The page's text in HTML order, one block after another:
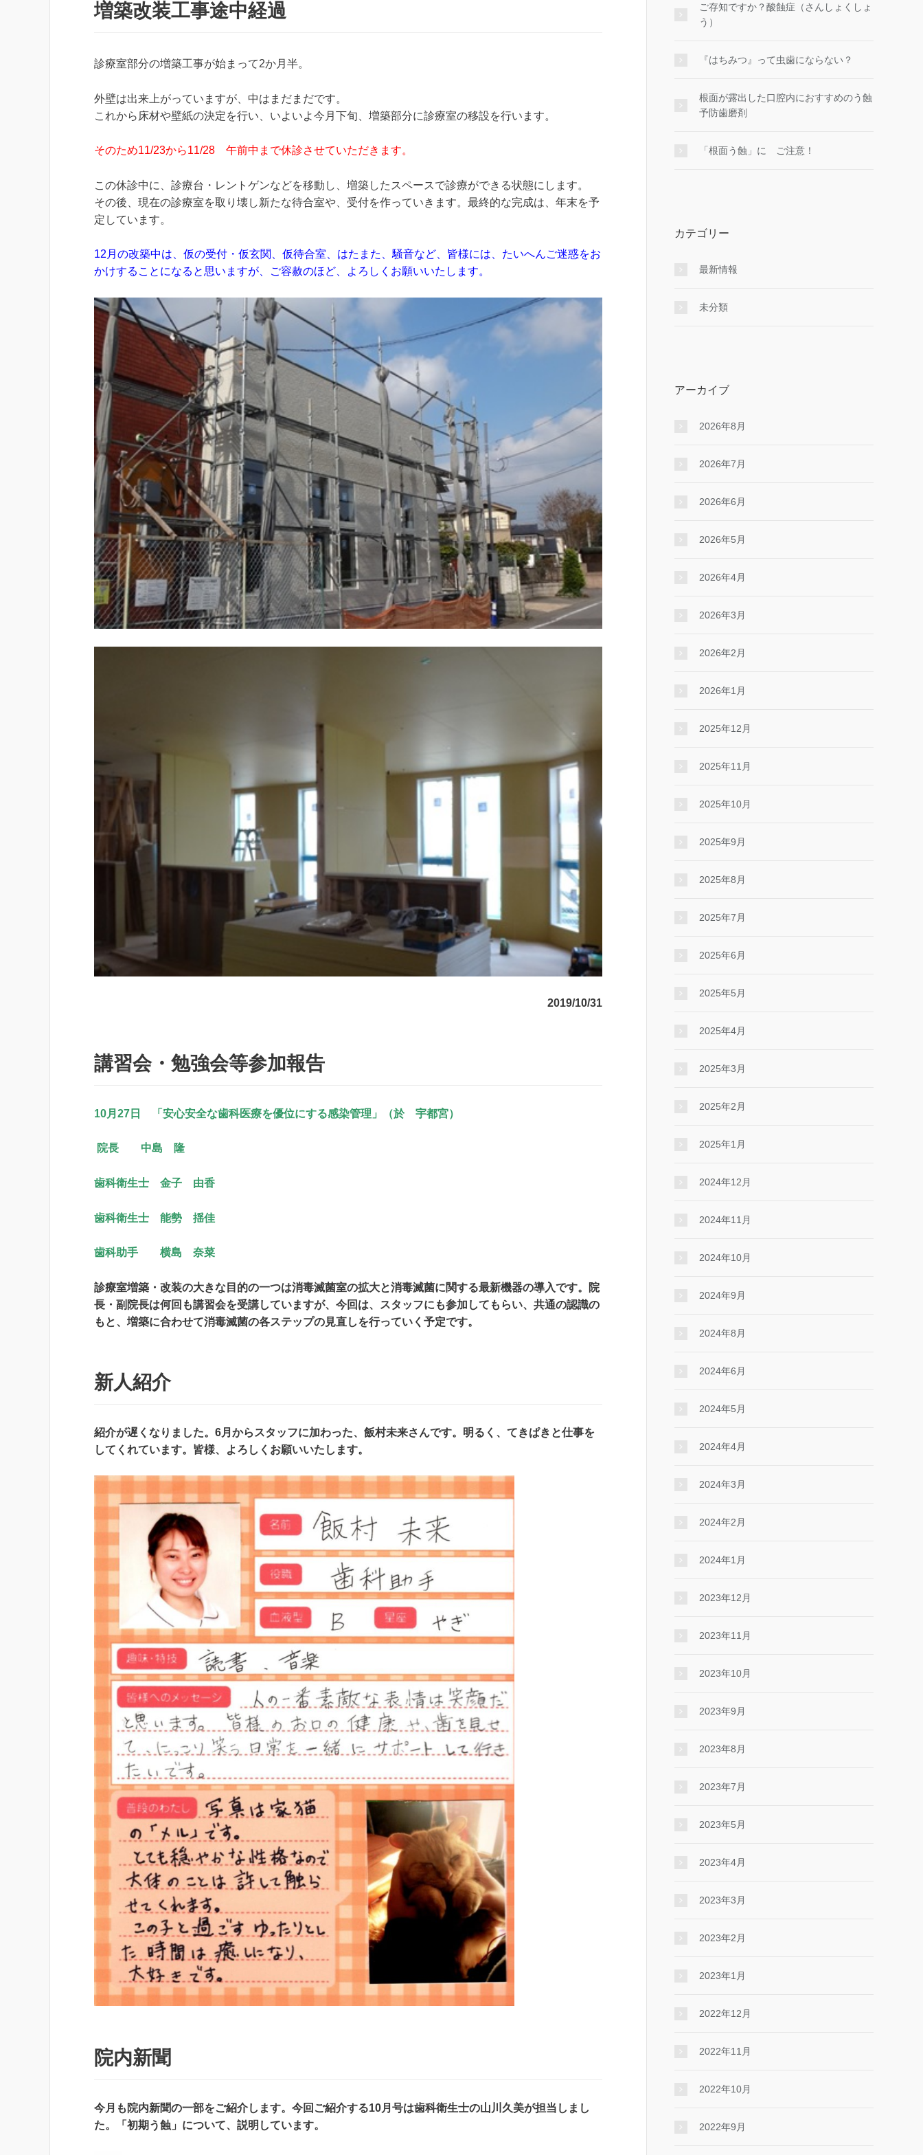
増築改装工事途中経過
診療室部分の増築工事が始まって2か月半。
外壁は出来上がっていますが、中はまだまだです。
これから床材や壁紙の決定を行い、いよいよ今月下旬、増築部分に診療室の移設を行います。
そのため11/23から11/28 午前中まで休診させていただきます。
この休診中に、診療台・レントゲンなどを移動し、増築したスペースで診療ができる状態にします。
その後、現在の診療室を取り壊し新たな待合室や、受付を作っていきます。最終的な完成は、年末を予
定しています。
12月の改築中は、仮の受付・仮玄関、仮待合室、はたまた、騒音など、皆様には、たいへんご迷惑をお
かけすることになると思いますが、ご容赦のほど、よろしくお願いいたします。
2019/10/31
講習会・勉強会等参加報告
10月27日 「安心安全な歯科医療を優位にする感染管理」（於 宇都宮）
院長 中島 隆
歯科衛生士 金子 由香
歯科衛生士 能勢 揺佳
歯科助手 横島 奈菜
診療室増築・改装の大きな目的の一つは消毒滅菌室の拡大と消毒滅菌に関する最新機器の導入です。院
長・副院長は何回も講習会を受講していますが、今回は、スタッフにも参加してもらい、共通の認識の
もと、増築に合わせて消毒滅菌の各ステップの見直しを行っていく予定です。
新人紹介
紹介が遅くなりました。6月からスタッフに加わった、飯村未来さんです。明るく、てきぱきと仕事を
してくれています。皆様、よろしくお願いいたします。
院内新聞
今月も院内新聞の一部をご紹介します。今回ご紹介する10月号は歯科衛生士の山川久美が担当しまし
た。「初期う蝕」について、説明しています。
ご存知ですか？酸蝕症（さんしょくしょ
う）
『はちみつ』って虫歯にならない？
根面が露出した口腔内におすすめのう蝕
予防歯磨剤
「根面う蝕」に ご注意！
カテゴリー
最新情報
未分類
アーカイブ
2026年8月
2026年7月
2026年6月
2026年5月
2026年4月
2026年3月
2026年2月
2026年1月
2025年12月
2025年11月
2025年10月
2025年9月
2025年8月
2025年7月
2025年6月
2025年5月
2025年4月
2025年3月
2025年2月
2025年1月
2024年12月
2024年11月
2024年10月
2024年9月
2024年8月
2024年6月
2024年5月
2024年4月
2024年3月
2024年2月
2024年1月
2023年12月
2023年11月
2023年10月
2023年9月
2023年8月
2023年7月
2023年5月
2023年4月
2023年3月
2023年2月
2023年1月
2022年12月
2022年11月
2022年10月
2022年9月